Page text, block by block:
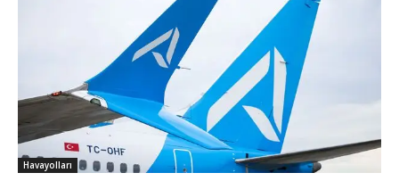
Havayolları